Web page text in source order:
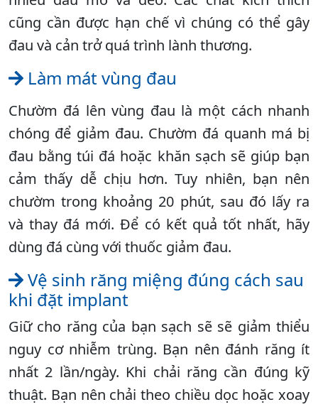
cũng cần được hạn chế vì chúng có thể gây
đau và cản trở quá trình lành thương.
Làm mát vùng đau
Chườm đá lên vùng đau là một cách nhanh
chóng để giảm đau. Chườm đá quanh má bị
đau bằng túi đá hoặc khăn sạch sẽ giúp bạn
cảm thấy dễ chịu hơn. Tuy nhiên, bạn nên
chườm trong khoảng 20 phút, sau đó lấy ra
và thay đá mới. Để có kết quả tốt nhất, hãy
dùng đá cùng với thuốc giảm đau.
Vệ sinh răng miệng đúng cách sau
khi đặt implant
Giữ cho răng của bạn sạch sẽ sẽ giảm thiểu
nguy cơ nhiễm trùng. Bạn nên đánh răng ít
nhất 2 lần/ngày. Khi chải răng cần đúng kỹ
thuật. Bạn nên chải theo chiều dọc hoặc xoay